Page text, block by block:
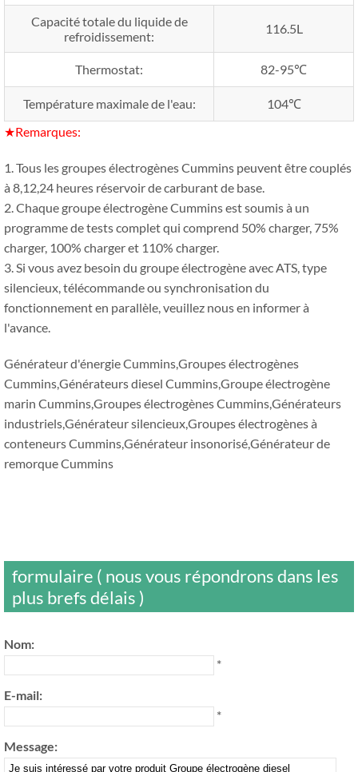
Capacité totale du liquide de
refroidissement:
116.5L
Thermostat: 82-95℃
Température maximale de l'eau:
104℃
★Remarques:
1. Tous les groupes électrogènes Cummins peuvent être couplés
à 8,12,24 heures réservoir de carburant de base.
2. Chaque groupe électrogène Cummins est soumis à un
programme de tests complet qui comprend 50% charger, 75%
charger, 100% charger et 110% charger.
3. Si vous avez besoin du groupe électrogène avec ATS, type
silencieux, télécommande ou synchronisation du
fonctionnement en parallèle, veuillez nous en informer à
l'avance.
Générateur d'énergie Cummins,Groupes électrogènes
Cummins,Générateurs diesel Cummins,Groupe électrogène
marin Cummins,Groupes électrogènes Cummins,Générateurs
industriels,Générateur silencieux,Groupes électrogènes à
conteneurs Cummins,Générateur insonorisé,Générateur de
remorque Cummins
formulaire ( nous vous répondrons dans les
plus brefs délais )
Nom:
*
E-mail:
*
Message: